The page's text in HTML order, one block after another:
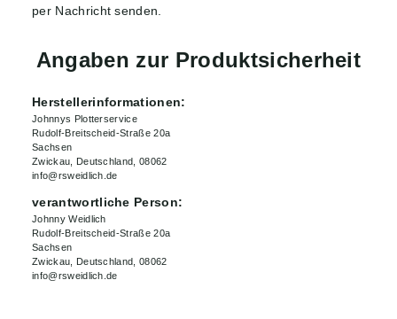
per Nachricht senden.
Angaben zur Produktsicherheit
Herstellerinformationen:
Johnnys Plotterservice
Rudolf-Breitscheid-Straße 20a
Sachsen
Zwickau, Deutschland, 08062
info@rsweidlich.de
verantwortliche Person:
Johnny Weidlich
Rudolf-Breitscheid-Straße 20a
Sachsen
Zwickau, Deutschland, 08062
info@rsweidlich.de